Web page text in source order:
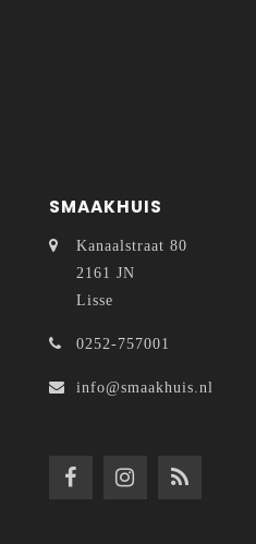
SMAAKHUIS
Kanaalstraat 80
2161 JN
Lisse
0252-757001
info@smaakhuis.nl